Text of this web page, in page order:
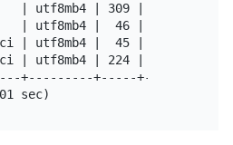
| utf8mb4 | 309 |
| utf8mb4 |  46 | Yes     |
| utf8mb4 |  45 |         |
| utf8mb4 | 224 |
+---------+-----+---------